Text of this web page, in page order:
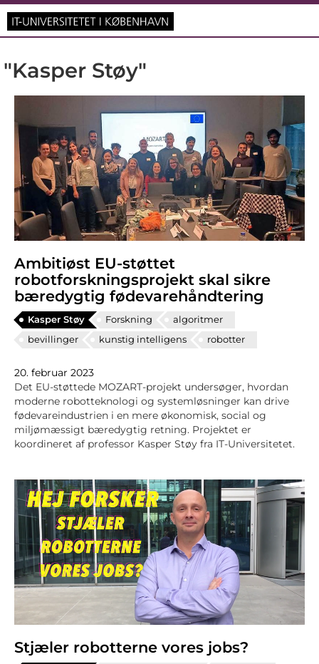
"Kasper Støy"
Ambitiøst EU-støttet
robotforskningsprojekt skal sikre
bæredygtig fødevarehåndtering
Kasper Støy Forskning
algoritmer
bevillinger
kunstig intelligens robotter
20. februar 2023
Det EU-støttede MOZART-projekt undersøger, hvordan
moderne robotteknologi og systemløsninger kan drive
fødevareindustrien i en mere økonomisk, social og
miljømæssigt bæredygtig retning. Projektet er
koordineret af professor Kasper Støy fra IT-Universitetet.
Stjæler robotterne vores jobs?